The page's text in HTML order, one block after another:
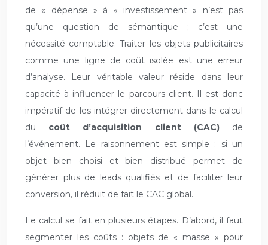
de « dépense » à « investissement » n’est pas
qu’une question de sémantique ; c’est une
nécessité comptable. Traiter les objets publicitaires
comme une ligne de coût isolée est une erreur
d’analyse. Leur véritable valeur réside dans leur
capacité à influencer le parcours client. Il est donc
impératif de les intégrer directement dans le calcul
du coût d’acquisition client (CAC)de
l’événement. Le raisonnement est simple : si un
objet bien choisi et bien distribué permet de
générer plus de leads qualifiés et de faciliter leur
conversion, il réduit de fait le CAC global.
Le calcul se fait en plusieurs étapes. D’abord, il faut
segmenter les coûts : objets de « masse » pour